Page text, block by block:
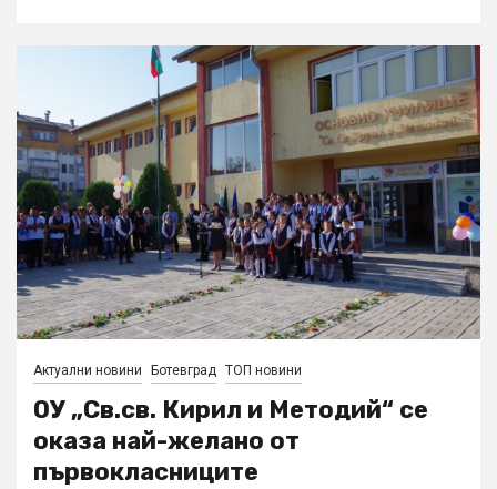
Актуални новини Ботевград ТОП новини
ОУ „Св.св. Кирил и Методий“ се
оказа най-желано от
първокласниците